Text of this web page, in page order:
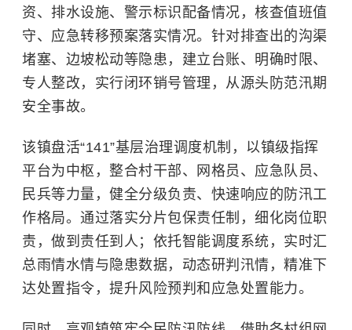
资、排水设施、警示标识配备情况，核查值班值
守、应急转移预案落实情况。针对排查出的沟渠
堵塞、边坡松动等隐患，建立台账、明确时限、
专人整改，实行闭环销号管理，从源头防范汛期
安全事故。
该镇盘活“141”基层治理调度机制，以镇级指挥
平台为中枢，整合村干部、网格员、应急队员、
民兵等力量，健全分级负责、快速响应的防汛工
作格局。通过落实分片包保责任制，细化岗位职
责，做到责任到人；依托智能调度系统，实时汇
总雨情水情与隐患数据，动态研判汛情，精准下
达处置指令，提升风险预判和应急处置能力。